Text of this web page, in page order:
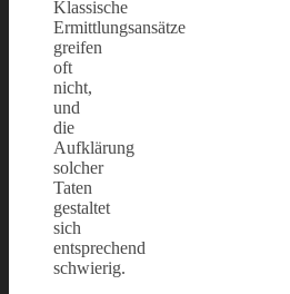
Klassische
Ermittlungsansätze
greifen
oft
nicht,
und
die
Aufklärung
solcher
Taten
gestaltet
sich
entsprechend
schwierig.